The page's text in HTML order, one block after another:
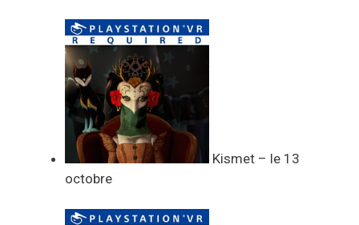
Kismet – le 13
octobre